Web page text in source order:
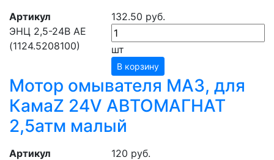
Артикул
ЭНЦ 2,5-24В АЕ
(1124.5208100)
132.50 руб.
шт
В корзину
Мотор омывателя МАЗ, для
КамаZ 24V АВТОМАГНАТ
2,5атм малый
Артикул
120 руб.